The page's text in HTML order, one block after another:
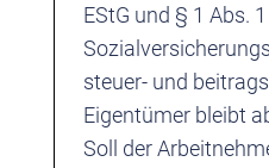
EStG und § 1 Abs.
steuer- und
Eigentümer bleibt
Soll der